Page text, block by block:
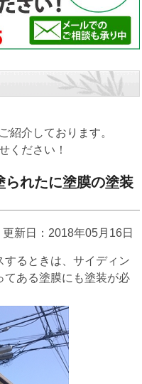
介しております。
ください！
られたに塗膜の塗装
更新日：2018年05月16日
るときは、サイディン
てある塗膜にも塗装が必